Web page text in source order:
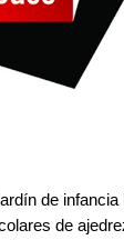
de
de